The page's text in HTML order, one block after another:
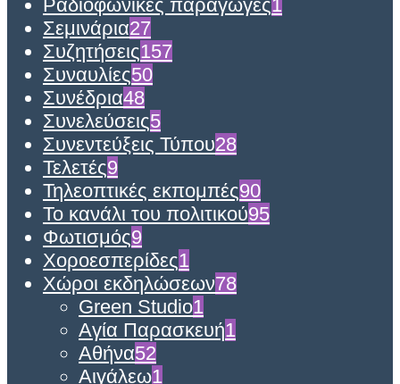
Ραδιοφωνικές παραγωγές1
Σεμινάρια27
Συζητήσεις157
Συναυλίες50
Συνέδρια48
Συνελεύσεις5
Συνεντεύξεις Τύπου28
Τελετές9
Τηλεοπτικές εκπομπές90
Το κανάλι του πολιτικού95
Φωτισμός9
Χοροεσπερίδες1
Χώροι εκδηλώσεων78
Green Studio1
Αγία Παρασκευή1
Αθήνα52
Αιγάλεω1